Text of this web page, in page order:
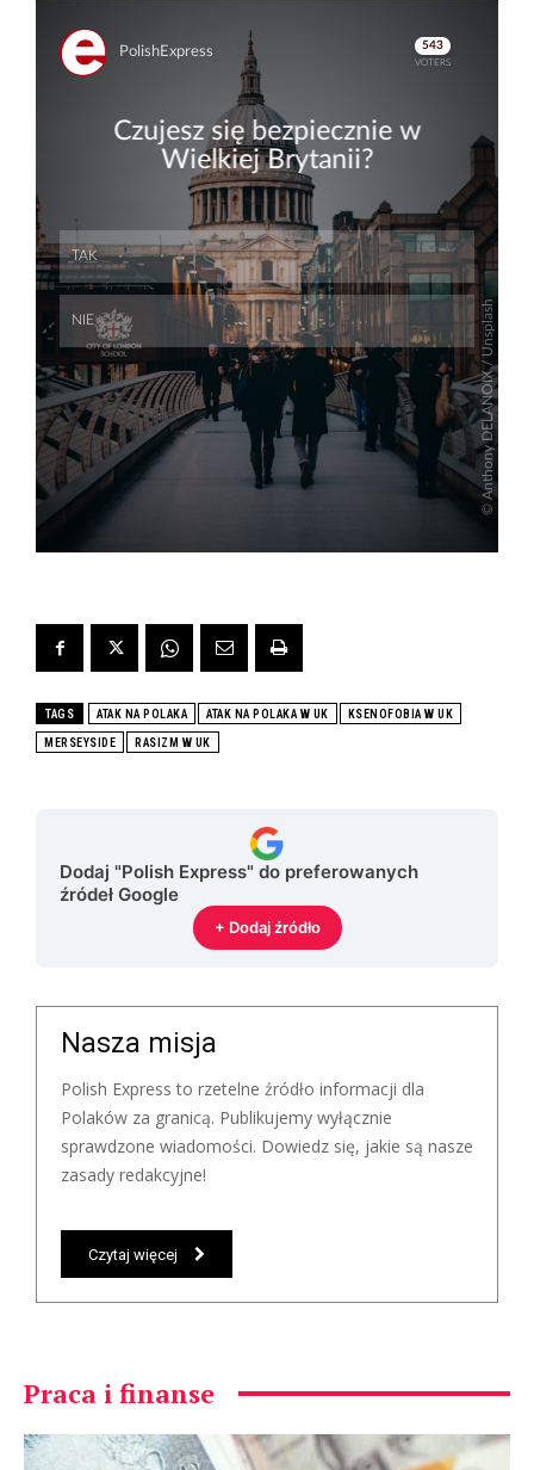
Skip
Skip
TAGS ATAK NA POLAKA ATAK NA POLAKA W UK KSENOFOBIA W UK
MERSEYSIDE RASIZM W UK
Dodaj "Polish Express" do preferowanych
źródeł Google
+ Dodaj źródło
Nasza misja
Polish Express to rzetelne źródło informacji dla
Polaków za granicą. Publikujemy wyłącznie
sprawdzone wiadomości. Dowiedz się, jakie są nasze
zasady redakcyjne!
Czytaj więcej
Praca i finanse